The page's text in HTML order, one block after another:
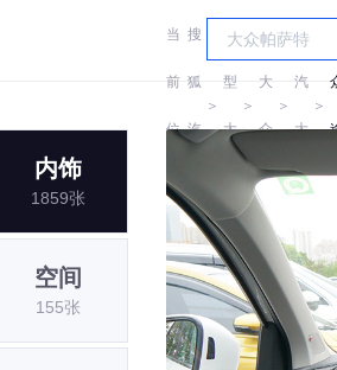
当
前
位
置:
搜
狐
汽
＞
车
型
大
＞
大
众
＞
上
汽
大
众
＞
内饰
1859张
空间
155张